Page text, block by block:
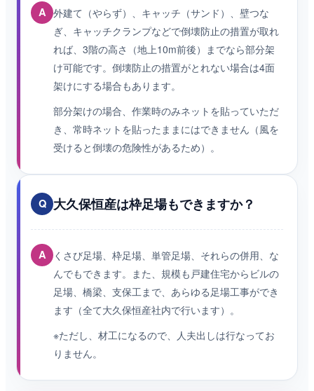
A 外建て（やらず）、キャッチ（サンド）、壁つな
ぎ、キャッチクランプなどで倒壊防止の措置が取れ
れば、3階の高さ（地上10m前後）までなら部分架
け可能です。倒壊防止の措置がとれない場合は4面
架けにする場合もあります。
部分架けの場合、作業時のみネットを貼っていただ
き、常時ネットを貼ったままにはできません（風を
受けると倒壊の危険性があるため）。
Q 大久保恒産は枠足場もできますか？
A
くさび足場、枠足場、単管足場、それらの併用、な
んでもできます。また、規模も戸建住宅からビルの
足場、橋梁、支保工まで、あらゆる足場工事ができ
ます（全て大久保恒産社内で行います）。
※ただし、材工になるので、人夫出しは行なってお
りません。